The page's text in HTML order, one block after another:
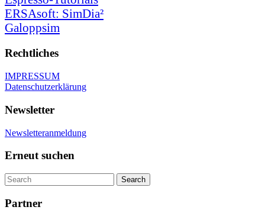
ERSAsoft: SimDia²
Galoppsim
Rechtliches
IMPRESSUM
Datenschutzerklärung
Newsletter
Newsletteranmeldung
Erneut suchen
Partner